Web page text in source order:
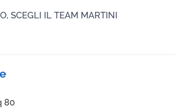
SCEGLI IL TEAM MARTINI
80